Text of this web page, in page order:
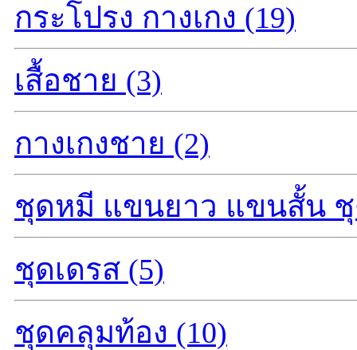
กระโปรง กางเกง (19)
เสื้อชาย (3)
กางเกงชาย (2)
ชุดหมี แขนยาว แขนสั้น ชุ
ชุดเดรส (5)
ชุดคลุมท้อง (10)